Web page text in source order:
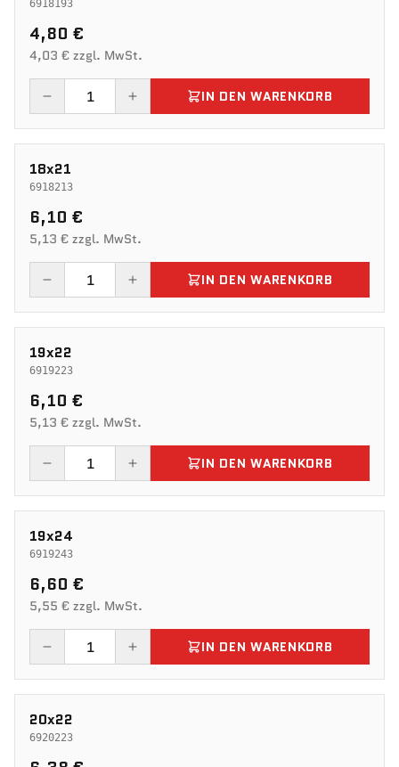
6918193
4,80 €
4,03 € zzgl. MwSt.
IN DEN WARENKORB
18x21
6918213
6,10 €
5,13 € zzgl. MwSt.
IN DEN WARENKORB
19x22
6919223
6,10 €
5,13 € zzgl. MwSt.
IN DEN WARENKORB
19x24
6919243
6,60 €
5,55 € zzgl. MwSt.
IN DEN WARENKORB
20x22
6920223